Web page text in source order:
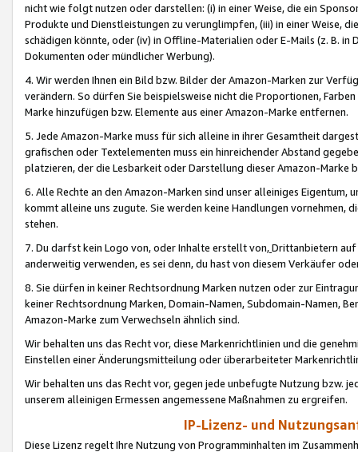
nicht wie folgt nutzen oder darstellen: (i) in einer Weise, die ein
Produkte und Dienstleistungen zu verunglimpfen, (iii) in einer Weise,
schädigen könnte, oder (iv) in Offline-Materialien oder E-Mails (z. B. in
Dokumenten oder mündlicher Werbung).
4. Wir werden Ihnen ein Bild bzw. Bilder der Amazon-Marken zur
verändern. So dürfen Sie beispielsweise nicht die Proportionen,
Marke hinzufügen bzw. Elemente aus einer Amazon-Marke entfernen.
5. Jede Amazon-Marke muss für sich alleine in ihrer Gesamtheit
grafischen oder Textelementen muss ein hinreichender Abstand
platzieren, der die Lesbarkeit oder Darstellung dieser Amazon-Marke
6. Alle Rechte an den Amazon-Marken sind unser alleiniges
kommt alleine uns zugute. Sie werden keine Handlungen vornehmen,
stehen.
7. Du darfst kein Logo von, oder Inhalte erstellt von,Drittanbietern auf
anderweitig verwenden, es sei denn, du hast von diesem Verkäufer
8. Sie dürfen in keiner Rechtsordnung Marken nutzen oder zur
keiner Rechtsordnung Marken, Domain-Namen, Subdomain-Namen,
Amazon-Marke zum Verwechseln ähnlich sind.
Wir behalten uns das Recht vor, diese Markenrichtlinien und die
Einstellen einer Änderungsmitteilung oder überarbeiteter
Wir behalten uns das Recht vor, gegen jede unbefugte Nutzung bzw.
unserem alleinigen Ermessen angemessene Maßnahmen zu ergreifen.
IP-Lizenz- und
Diese Lizenz regelt Ihre Nutzung von Programminhalten im